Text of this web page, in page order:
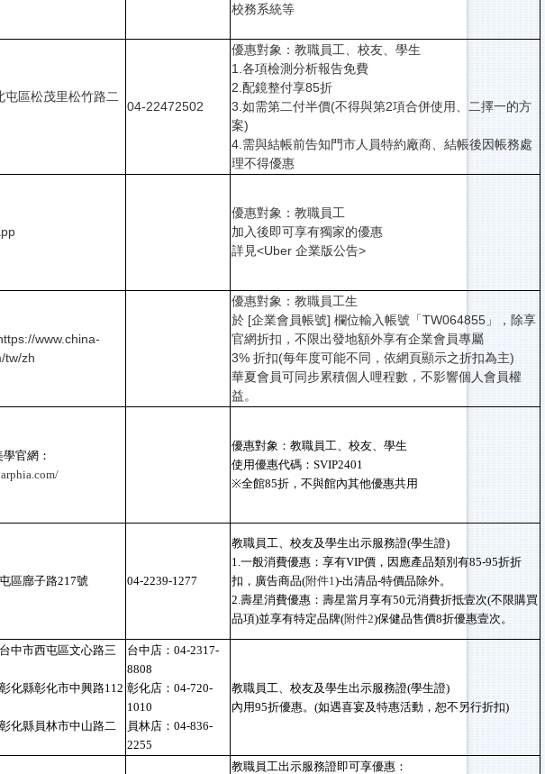
校務系統等
屯區松茂里松竹路二
04-22472502
優惠對象：教職員工、校友、學生
1.各項檢測分析報告免費
2.配鏡整付享85折
3.如需第二付半價(不得與第2項合併使用、二擇一的方
案)
4.需與結帳前告知門市人員特約廠商、結帳後因帳務處
理不得優惠
優惠對象：教職員工
加入後即可享有獨家的優惠
詳見<Uber 企業版公告>
www.china-
tw/zh
優惠對象：教職員工生
於 [企業會員帳號] 欄位輸入帳號「TW064855」，除享
官網折扣，不限出發地額外享有企業會員專屬
3% 折扣(每年度可能不同，依網頁顯示之折扣為主)
華夏會員可同步累積個人哩程數，不影響個人會員權
益。
官網：
優惠對象：教職員工、校友、學生
使用優惠代碼：SVIP2401
※全館85折，不與館內其他優惠共用
區廍子路217號 04-2239-1277
教職員工、校友及學生出示服務證(學生證)
1.一般消費優惠：享有VIP價，因應產品類別有85-95折折
扣，廣告商品(附件1 )-出清品-特價品除外。
2.壽星消費優惠：壽星當月享有50元消費折抵壹次(不限購買
品項)並享有特定品牌(附件2)保健品售價8折優惠壹次。
中市西屯區文心路三
化縣彰化市中興路112
化縣員林市中山路二
台中店：04-2317-
8808
彰化店：04-720-
1010
員林店：04-836-
2255
教職員工、校友及學生出示服務證(學生證)
內用95折優惠。(如遇喜宴及特惠活動，恕不另行折扣)
教職員工出示服務證即可享優惠：